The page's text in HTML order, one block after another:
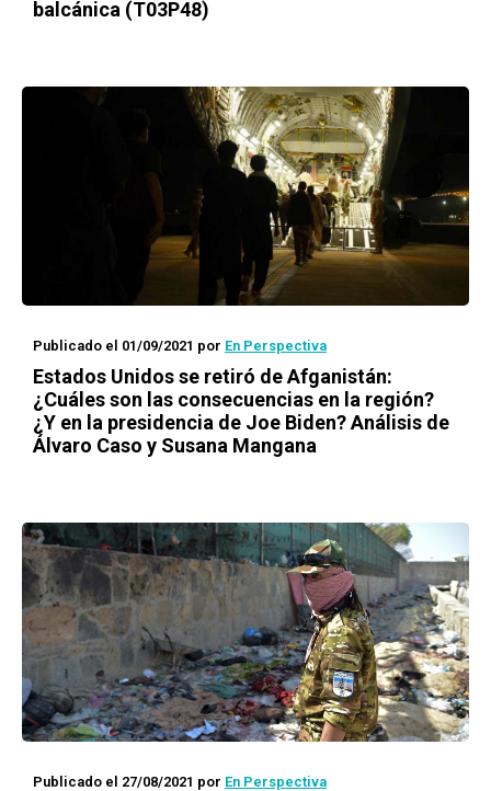
balcánica (T03P48)
Publicado el 01/09/2021 por En Perspectiva
Estados Unidos se retiró de Afganistán:
¿Cuáles son las consecuencias en la región?
¿Y en la presidencia de Joe Biden? Análisis de
Álvaro Caso y Susana Mangana
Publicado el 27/08/2021 por En Perspectiva